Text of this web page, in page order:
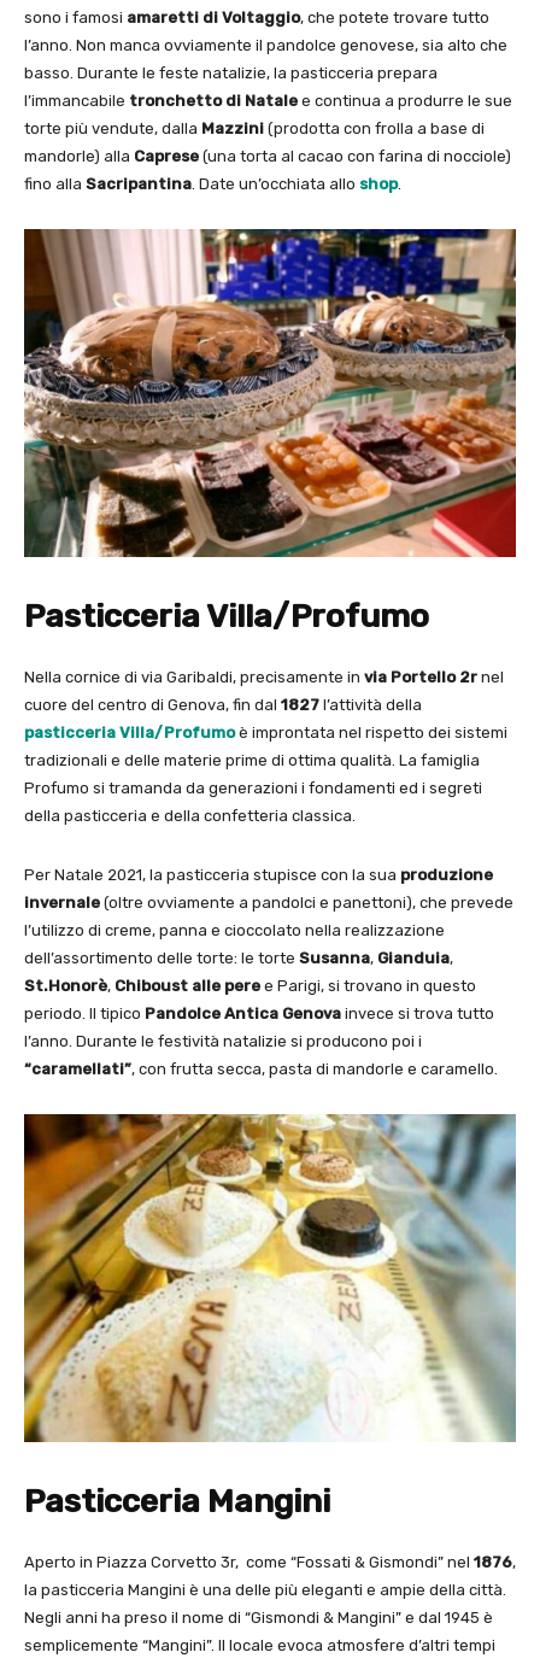
sono i famosi amaretti di Voltaggio, che potete trovare tutto
l’anno. Non manca ovviamente il pandolce genovese, sia alto che
basso. Durante le feste natalizie, la pasticceria prepara
l’immancabile tronchetto di Natale e continua a produrre le sue
torte più vendute, dalla Mazzini (prodotta con frolla a base di
mandorle) alla Caprese (una torta al cacao con farina di nocciole)
fino alla Sacripantina . Date un’occhiata allo shop.
Pasticceria Villa/Profumo
Nella cornice di via Garibaldi, precisamente in via Portello 2r nel
cuore del centro di Genova, fin dal 1827 l’attività della
pasticceria Villa/Profumoè improntata nel rispetto dei sistemi
tradizionali e delle materie prime di ottima qualità. La famiglia
Profumo si tramanda da generazioni i fondamenti ed i segreti
della pasticceria e della confetteria classica.
Per Natale 2021, la pasticceria stupisce con la sua produzione
invernale (oltre ovviamente a pandolci e panettoni), che prevede
l’utilizzo di creme, panna e cioccolato nella realizzazione
dell’assortimento delle torte: le torte Susanna, Gianduia,
St.Honorè, Chiboust alle pere e Parigi, si trovano in questo
periodo. Il tipico Pandolce Antica Genova invece si trova tutto
l’anno. Durante le festività natalizie si producono poi i
“caramellati”, con frutta secca, pasta di mandorle e caramello.
Pasticceria Mangini
Aperto in Piazza Corvetto 3r, come “Fossati & Gismondi” nel 1876,
la pasticceria Mangini è una delle più eleganti e ampie della città.
Negli anni ha preso il nome di “Gismondi & Mangini” e dal 1945 è
semplicemente “Mangini”. Il locale evoca atmosfere d’altri tempi